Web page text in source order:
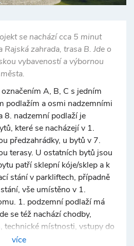
se nachází cca 5 minut
zahrada, trasa B. Jde o
vybaveností a výbornou
A, B, C s jedním
podlažím a osmi nadzemními
8. nadzemní podlaží je
které se nacházejí v 1.
předzahrádky, u bytů v 7.
terasy. U ostatních bytů jsou
patří sklepní kóje/sklep a k
stání v parkliftech, případně
vše umístěno v 1.
1. podzemní podlaží má
se též nachází chodby,
technické místnosti, vstupy do
atd. Velikosti bytů jsou od
více